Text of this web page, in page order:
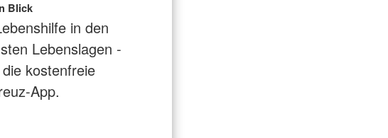
Blick
in den
Lebenslagen -
kostenfreie
App.